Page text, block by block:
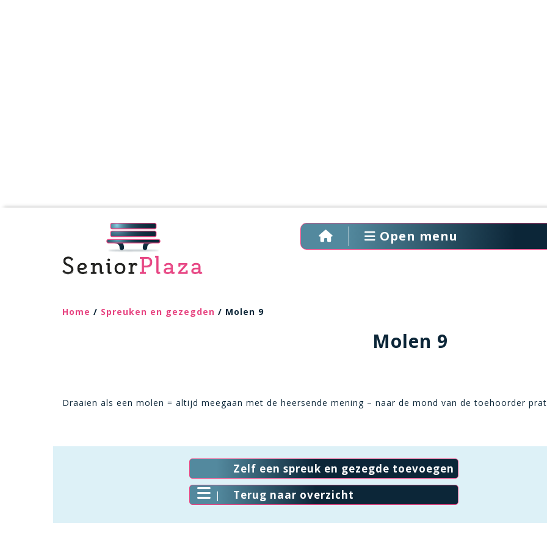
Open menu
Home / Spreuken en gezegden / Molen 9
Molen 9
Draaien als een molen = altijd meegaan met de heersende mening – naar de mond van de toehoorder
Zelf een spreuk en gezegde toevoegen
Terug naar overzicht